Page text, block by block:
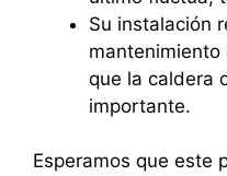
Su instalación
mantenimiento
que la caldera
importante.
Esperamos que este